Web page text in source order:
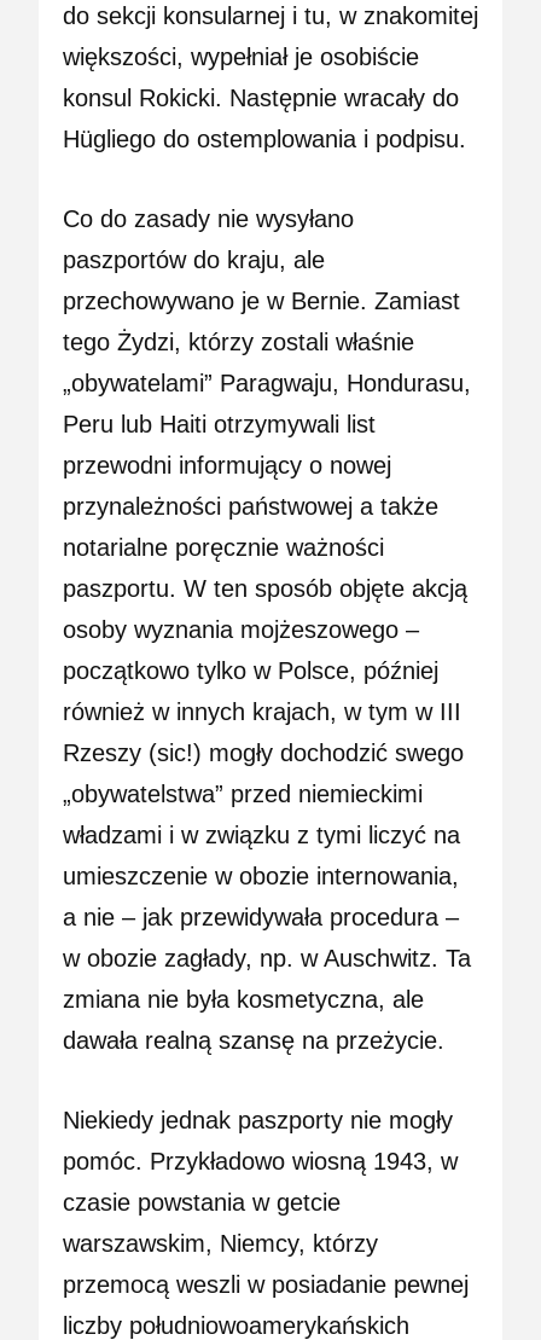
do sekcji konsularnej i tu, w znakomitej
większości, wypełniał je osobiście
konsul Rokicki. Następnie wracały do
Hügliego do ostemplowania i podpisu.
Co do zasady nie wysyłano
paszportów do kraju, ale
przechowywano je w Bernie. Zamiast
tego Żydzi, którzy zostali właśnie
„obywatelami” Paragwaju, Hondurasu,
Peru lub Haiti otrzymywali list
przewodni informujący o nowej
przynależności państwowej a także
notarialne poręcznie ważności
paszportu. W ten sposób objęte akcją
osoby wyznania mojżeszowego –
początkowo tylko w Polsce, później
również w innych krajach, w tym w III
Rzeszy (sic!) mogły dochodzić swego
„obywatelstwa” przed niemieckimi
władzami i w związku z tymi liczyć na
umieszczenie w obozie internowania,
a nie – jak przewidywała procedura –
w obozie zagłady, np. w Auschwitz. Ta
zmiana nie była kosmetyczna, ale
dawała realną szansę na przeżycie.
Niekiedy jednak paszporty nie mogły
pomóc. Przykładowo wiosną 1943, w
czasie powstania w getcie
warszawskim, Niemcy, którzy
przemocą weszli w posiadanie pewnej
liczby południowoamerykańskich